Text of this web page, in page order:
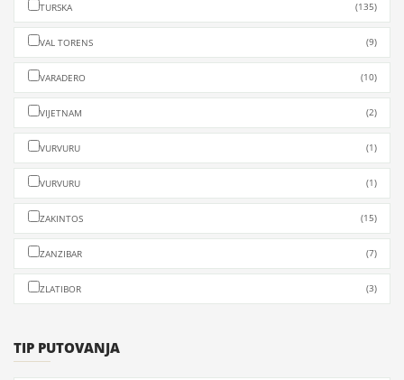
TURSKA (135)
VAL TORENS (9)
VARADERO (10)
VIJETNAM (2)
VURVURU (1)
VURVURU (1)
ZAKINTOS (15)
ZANZIBAR (7)
ZLATIBOR (3)
TIP PUTOVANJA